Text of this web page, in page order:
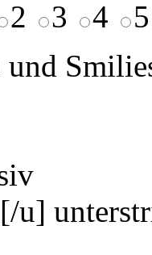
2 3 4
5
und
u]